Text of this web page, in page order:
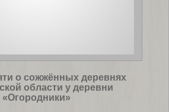
о сожжённых деревнях
области у деревни
«Огородники»